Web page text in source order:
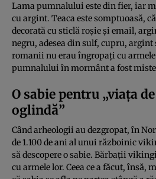
Lama pumnalului este din fier, iar
cu argint. Teaca este somptuoasă,
decorată cu sticlă roșie și email,
negru, adesea din sulf, cupru, argint
romanii nu erau îngropați cu armele
pumnalului în mormânt a fost
O sabie pentru „viața
oglindă”
Când arheologii au dezgropat, în
de 1.100 de ani al unui războinic
să descopere o sabie. Bărbații
cu armele lor. Ceea ce a făcut, însă,